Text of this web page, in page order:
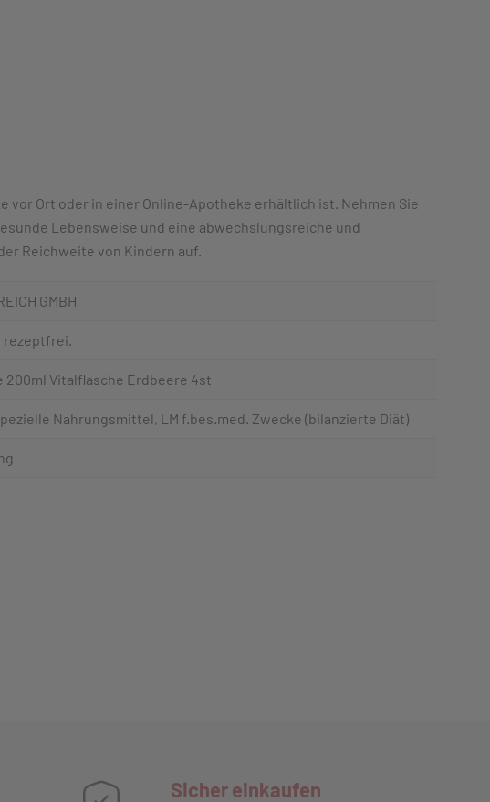
Ort oder in einer Online-Apotheke erhältlich ist. Nehmen Sie
Lebensweise und eine abwechslungsreiche und
Reichweite von Kindern auf.
GMBH
rezeptfrei.
Vitalflasche Erdbeere 4st
Nahrungsmittel, LM f.bes.med. Zwecke (bilanzierte Diät)
Sicher einkaufen